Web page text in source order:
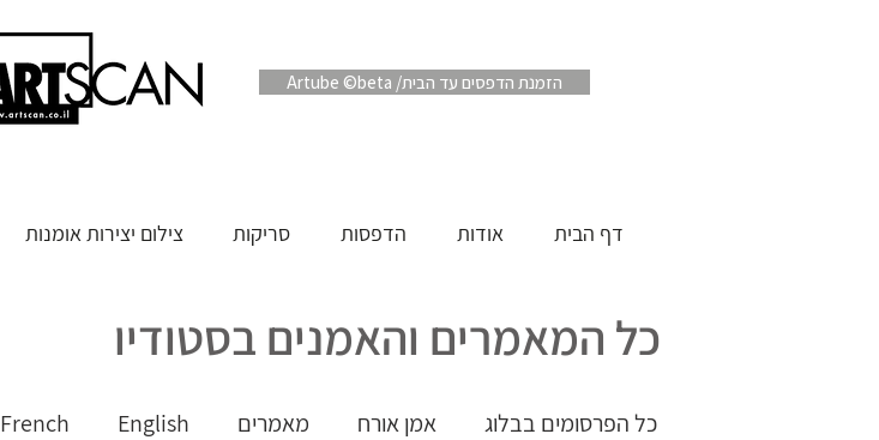
Artube ©beta /הזמנת הדפסים עד הבית
דף הבית אודות הדפסות סריקות צילום יצירות אומנות
כל המאמרים והאמנים בסטודיו
כל הפרסומים בבלוג אמן אורח מאמרים English
French